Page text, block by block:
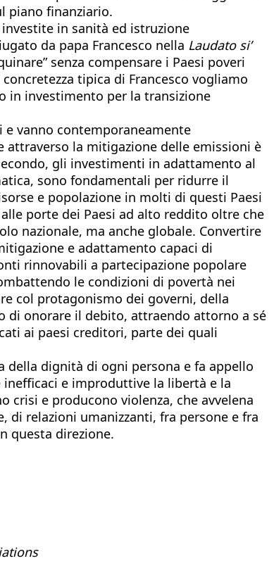
piano finanziario.
in sanità ed istruzione
da papa Francesco nella Laudato si’
senza compensare i Paesi poveri
tipica di Francesco vogliamo
in investimento per la transizione
vanno contemporaneamente
la mitigazione delle emissioni è
gli investimenti in adattamento al
sono fondamentali per ridurre il
e popolazione in molti di questi Paesi
porte dei Paesi ad alto reddito oltre che
nazionale, ma anche globale. Convertire
e adattamento capaci di
rinnovabili a partecipazione popolare
le condizioni di povertà nei
col protagonismo dei governi, della
di onorare il debito, attraendo attorno a sé
ai paesi creditori, parte dei quali
della dignità di ogni persona e fa appello
e improduttive la libertà e la
crisi e producono violenza, che avvelena
relazioni umanizzanti, fra persone e fra
questa direzione.